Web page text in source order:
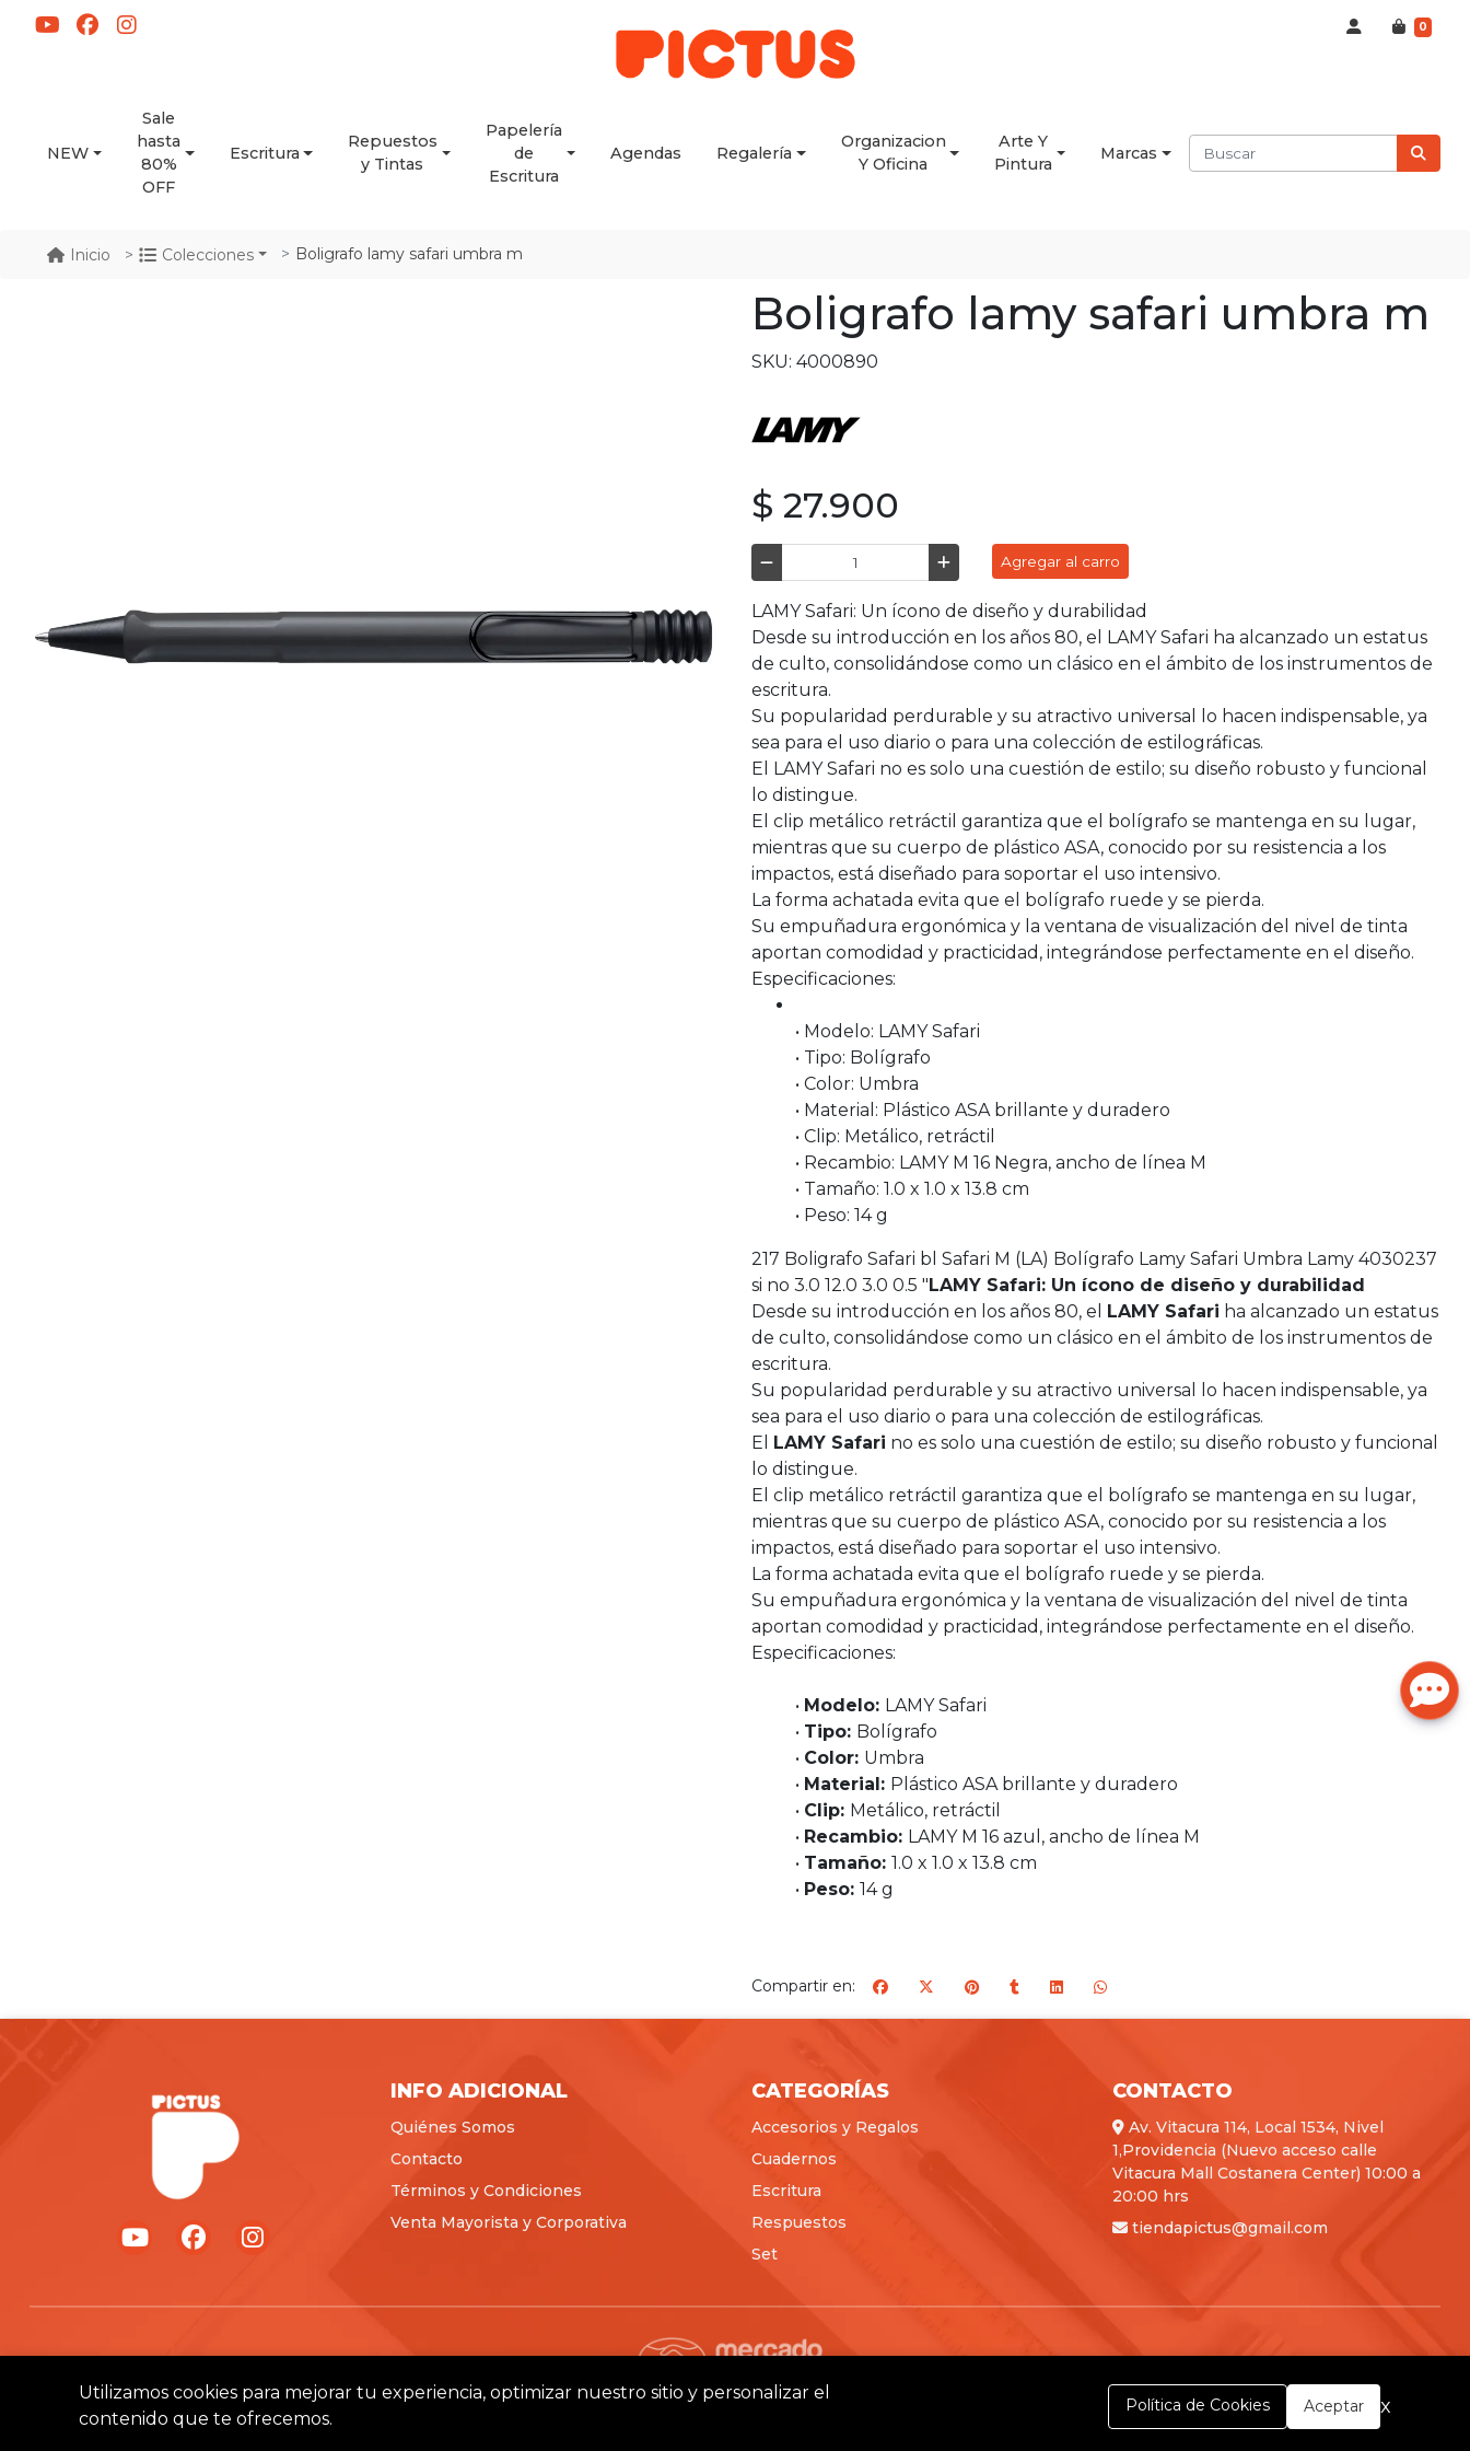
0
NEW
Sale
hasta
80%
OFF
Escritura
Repuestos
y Tintas
Papelería
de
Escritura
Agendas Regalería
Organizacion
Y Oficina
Arte Y
Pintura
Marcas
Inicio Colecciones Boligrafo lamy safari umbra m
Boligrafo lamy safari umbra m
SKU: 4000890
$ 27.900
Agregar al carro
LAMY Safari: Un ícono de diseño y durabilidad
Desde su introducción en los años 80, el LAMY Safari ha alcanzado un estatus
de culto, consolidándose como un clásico en el ámbito de los instrumentos de
escritura.
Su popularidad perdurable y su atractivo universal lo hacen indispensable, ya
sea para el uso diario o para una colección de estilográficas.
El LAMY Safari no es solo una cuestión de estilo; su diseño robusto y funcional
lo distingue.
El clip metálico retráctil garantiza que el bolígrafo se mantenga en su lugar,
mientras que su cuerpo de plástico ASA, conocido por su resistencia a los
impactos, está diseñado para soportar el uso intensivo.
La forma achatada evita que el bolígrafo ruede y se pierda.
Su empuñadura ergonómica y la ventana de visualización del nivel de tinta
aportan comodidad y practicidad, integrándose perfectamente en el diseño.
Especificaciones:
• Modelo: LAMY Safari
• Tipo: Bolígrafo
• Color: Umbra
• Material: Plástico ASA brillante y duradero
• Clip: Metálico, retráctil
• Recambio: LAMY M 16 Negra, ancho de línea M
• Tamaño: 1.0 x 1.0 x 13.8 cm
• Peso: 14 g
217 Boligrafo Safari bl Safari M (LA) Bolígrafo Lamy Safari Umbra Lamy 4030237
si no 3.0 12.0 3.0 0.5 " LAMY Safari: Un ícono de diseño y durabilidad
Desde su introducción en los años 80, el
LAMY Safari ha alcanzado un estatus
de culto, consolidándose como un clásico en el ámbito de los instrumentos de
escritura.
Su popularidad perdurable y su atractivo universal lo hacen indispensable, ya
sea para el uso diario o para una colección de estilográficas.
El
LAMY Safari no es solo una cuestión de estilo; su diseño robusto y funcional
lo distingue.
El clip metálico retráctil garantiza que el bolígrafo se mantenga en su lugar,
mientras que su cuerpo de plástico ASA, conocido por su resistencia a los
impactos, está diseñado para soportar el uso intensivo.
La forma achatada evita que el bolígrafo ruede y se pierda.
Su empuñadura ergonómica y la ventana de visualización del nivel de tinta
aportan comodidad y practicidad, integrándose perfectamente en el diseño.
Especificaciones:
• Modelo: LAMY Safari
• Tipo: Bolígrafo
• Color: Umbra
• Material: Plástico ASA brillante y duradero
• Clip: Metálico, retráctil
• Recambio: LAMY M 16 azul, ancho de línea M
• Tamaño: 1.0 x 1.0 x 13.8 cm
• Peso: 14 g
Compartir en:
INFO ADICIONAL
Quiénes Somos
Contacto
Términos y Condiciones
Venta Mayorista y Corporativa
CATEGORÍAS
Accesorios y Regalos
Cuadernos
Escritura
Respuestos
Set
CONTACTO
Av. Vitacura 114, Local 1534, Nivel
1,Providencia (Nuevo acceso calle
Vitacura Mall Costanera Center) 10:00 a
20:00 hrs
tiendapictus@gmail.com
Utilizamos cookies para mejorar tu experiencia, optimizar nuestro sitio y personalizar el
contenido que te ofrecemos.
Política de Cookies Aceptar x